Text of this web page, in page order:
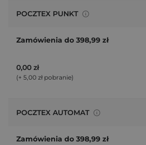
POCZTEX PUNKT
Punkty partnerskie
0,00 zł
(+ 5,00 zł pobranie)
POCZTEX AUTOMAT